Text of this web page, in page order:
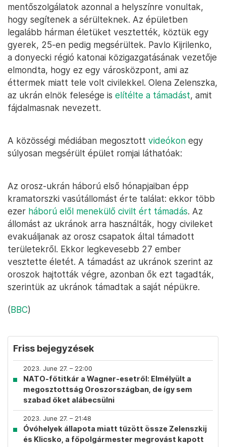
mentőszolgálatok azonnal a helyszínre vonultak,
hogy segítenek a sérülteknek. Az épületben
legalább hárman életüket vesztették, köztük egy
gyerek, 25-en pedig megsérültek. Pavlo Kijrilenko,
a donyecki régió katonai közigazgatásának vezetője
elmondta, hogy ez egy városközpont, ami az
éttermek miatt tele volt civilekkel. Olena Zelenszka,
az ukrán elnök felesége is elítélte a támadást, amit
fájdalmasnak nevezett.
A közösségi médiában megosztott videókon egy
súlyosan megsérült épület romjai láthatóak:
Az orosz-ukrán háború első hónapjaiban épp
kramatorszki vasútállomást érte találat: ekkor több
ezer háború elől menekülő civilt ért támadás. Az
állomást az ukránok arra használták, hogy civileket
evakuáljanak az orosz csapatok által támadott
területekről. Ekkor legkevesebb 27 ember
vesztette életét. A támadást az ukránok szerint az
oroszok hajtották végre, azonban ők ezt tagadták,
szerintük az ukránok támadtak a saját népükre.
(BBC)
Friss bejegyzések
2023. June 27. – 22:00
NATO-főtitkár a Wagner-esetről: Elmélyült a
megosztottság Oroszországban, de így sem
szabad őket alábecsülni
2023. June 27. – 21:48
Óvóhelyek állapota miatt tűzött össze Zelenszkij
és Klicsko, a főpolgármester megrovást kapott